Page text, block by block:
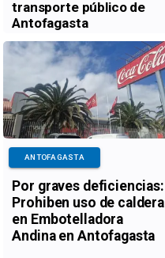
transporte público de
Antofagasta
Por graves deficiencias:
Prohiben uso de caldera
en Embotelladora
Andina en Antofagasta
ANTOFAGASTA